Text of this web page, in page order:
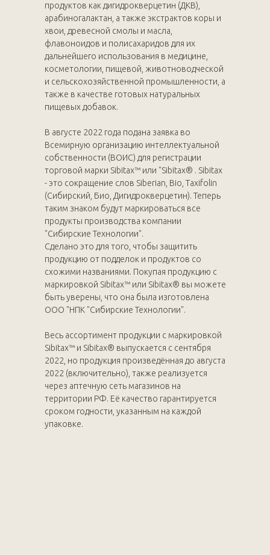
продуктов как дигидрокверцетин (ДКВ),
арабиногалактан, а также экстрактов коры и
хвои, древесной смолы и масла,
флавоноидов и полисахаридов для их
дальнейшего использования в медицине,
косметологии, пищевой, животноводческой
и сельскохозяйственной промышленности, а
также в качестве готовых натуральных
пищевых добавок.
В августе 2022 года подана заявка во
Всемирную организацию интеллектуальной
собственности (ВОИС) для регистрации
торговой марки Sibitax™ или "Sibitax® . Sibitax
- это сокращение слов Siberian, Bio, Taxifolin
(Сибирский, Био, Дигидрокверцетин). Теперь
таким знаком будут маркироваться все
продукты производства компании
"Сибирские Технологии".
Сделано это для того, чтобы защитить
продукцию от подделок и продуктов со
схожими названиями. Покупая продукцию с
маркировкой Sibitax™ или Sibitax® вы можете
быть уверены, что она была изготовлена
ООО "НПК "Сибирские Технологии".
Весь ассортимент продукции с маркировкой
Sibitax™ и Sibitax® выпускается с сентября
2022, но продукция произведённая до августа
2022 (включительно), также реализуется
через аптечную сеть магазинов на
территории РФ. Её качество гарантируется
сроком годности, указанным на каждой
упаковке.